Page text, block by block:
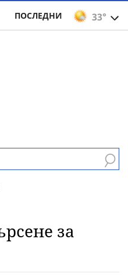
33°
ПОСЛЕДНИ
за